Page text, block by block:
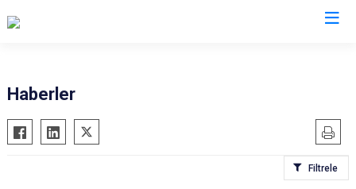
Haberler
Filtrele